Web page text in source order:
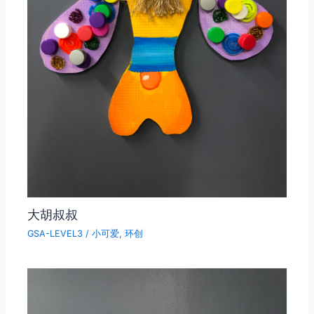
大胡叔叔
GSA-LEVEL3 /小可爱,环创